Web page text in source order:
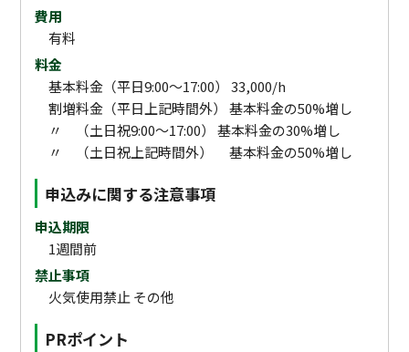
費用
有料
料金
基本料金（平日9:00～17:00） 33,000/h
割増料金（平日上記時間外） 基本料金の50%増し
〃 （土日祝9:00～17:00） 基本料金の30%増し
〃 （土日祝上記時間外） 基本料金の50%増し
申込みに関する注意事項
申込期限
1週間前
禁止事項
火気使用禁止 その他
PRポイント